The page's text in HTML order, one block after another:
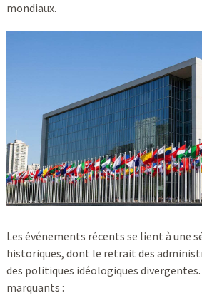
mondiaux.
Les événements récents se lient à une
historiques, dont le retrait des
des politiques idéologiques
marquants :